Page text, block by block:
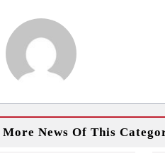
More News Of This